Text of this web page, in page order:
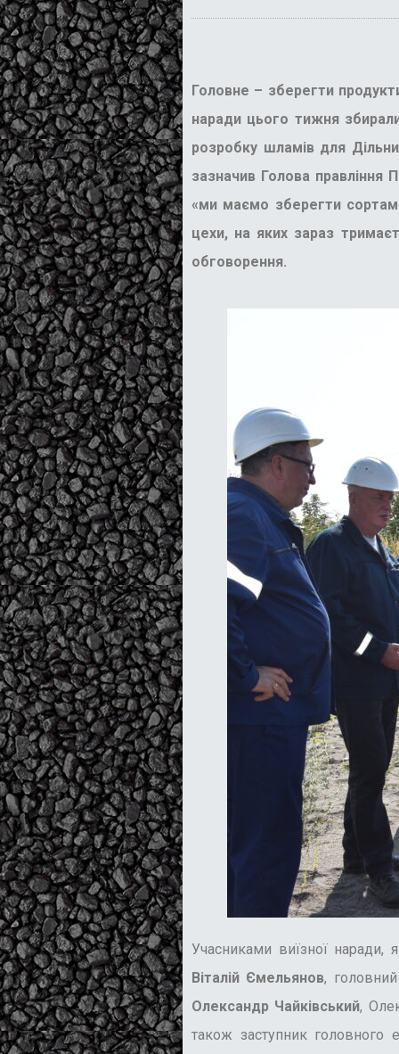
Головне – зберегти
наради цього тижня
розробку шламів для
зазначив Голова правління
«ми маємо зберегти
цехи, на яких зараз
обговорення.
Учасниками виїзної наради,
Віталій Ємельянов,
Олександр Чайківський,
також заступник головного